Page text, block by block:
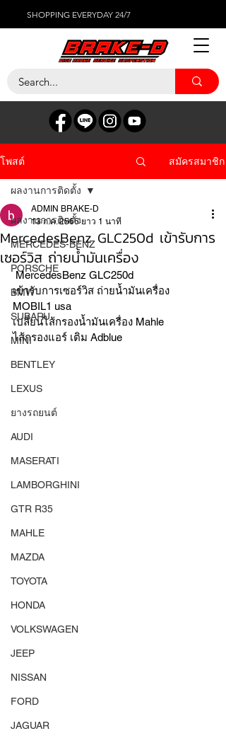
SHOPPING EVERYDAY 24/7
โพสต์ สมัครสมาชิก
ผลงานการติดตั้ง
MERCEDES-BENZ
PORSCHE
BMW
SUBARU
MINI
BENTLEY
LEXUS
ยางรถยนต์
AUDI
MASERATI
LAMBORGHINI
GTR R35
MAHLE
MAZDA
TOYOTA
HONDA
VOLKSWAGEN
JEEP
NISSAN
FORD
JAGUAR
ผลงานการติดตั้ง
MercedesBenz GLC250d เข้ารับการ
เซอร์วิส ถ่ายน้ำมันเครื่อง
ADMIN BRAKE-D
13 ก.ค. 2566 ยาว 1 นาที
MercedesBenz GLC250d
เข้ารับการเซอร์วิส ถ่ายน้ำมันเครื่อง
MOBIL1 usa
เปลี่ยนไส้กรองน้ำมันเครื่อง Mahle
ไส้กรองแอร์ เติม Adblue